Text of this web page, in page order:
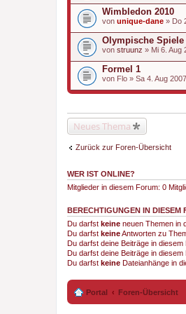
Wimbledon 2010
von unique-dane » Do
Olympische Spiele
von struunz » Mi 6. Aug
Formel 1
von Flo » Sa 4. Aug
Neues Thema
Zurück zur Foren-Übersicht
WER IST ONLINE?
Mitglieder in diesem Forum: 0
BERECHTIGUNGEN IN DIESEM
Du darfst keine neuen Themen in
Du darfst keineAntworten zu
Du darfst deine Beiträge in diesem
Du darfst deine Beiträge in diesem
Du darfst keine Dateianhänge in
Portal Foren-Übersicht